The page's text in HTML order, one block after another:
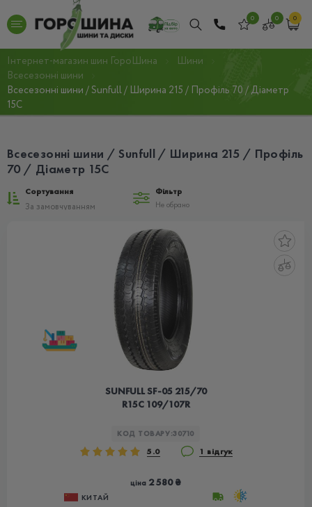
0 0 0
Інтернет-магазин шин ГороШина
Шини
Всесезонні шини
Всесезонні шини / Sunfull / Ширина 215 / Профіль 70 / Діаметр
15C
Всесезонні шини / Sunfull / Ширина 215 / Профіль
70 / Діаметр 15C
Сортування
Фільтр
Не обрано
SUNFULL SF-05 215/70
R15C 109/107R
КОД ТОВАРУ:30710
5.0 1 відгук
ціна 2 580 ₴
КИТАЙ